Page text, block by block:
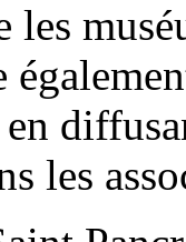
les
les